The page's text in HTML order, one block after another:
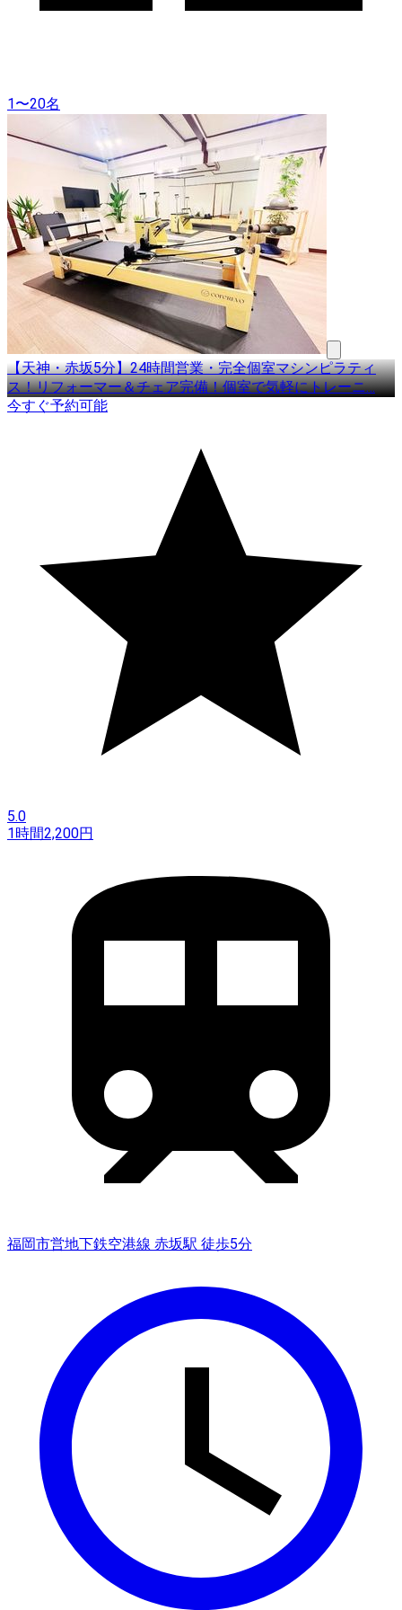
1〜20名
【天神・赤坂5分】24時間営業・完全個室マシンピラティ
ス！リフォーマー＆チェア完備！個室で気軽にトレーニ…
今すぐ予約可能
5.0
1時間2,200円
福岡市営地下鉄空港線 赤坂駅 徒歩5分